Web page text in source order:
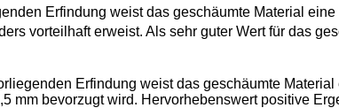
Erfindung weist das geschäumte Material
vorteilhaft erweist. Als sehr guter Wert für das
Erfindung weist das geschäumte
mm bevorzugt wird. Hervorhebenswert positive